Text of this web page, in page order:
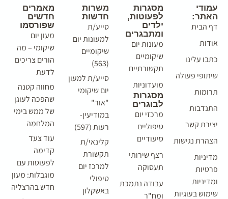
עמודי
האתר:
דף הבית
אודות
כתבו עלינו
שיתופי פעולה
תרומות
התנדבות
יצירת קשר
הצהרת נגישות
מדיניות
פרטיות
ומדיניות
שימוש בעוגיות
מסגרות
לפעוטות,
ילדים
ומתבגרים
מעונות יום
שיקומיים
תקשורתיים
מועדוניות
מסגרות
לבוגרים
מרכזי יום
טיפוליים
סיעודיים
רצף שירותי
תעסוקה
עבודה נתמכת
ומח"ר
משרות
חדשות
סייע/ת
למעונות יום
שיקומיים
סייע/ת למעון
יום שיקומי
"אור"
במודיעין-
רעות (597)
קלינאי/ת
תקשורת
למרכז יום
טיפולי
באשקלון
מאמרים
חדשים
שפורסמו
מעון יום
שיקומי – מה
הורים צריכים
לדעת
מחווה קטנה
שהפכה לעוגן
של ממש בימי
המלחמה
עוד צעד
קדימה
לפעוטות עם
מוגבלות: מעון
חדש בהרצליה